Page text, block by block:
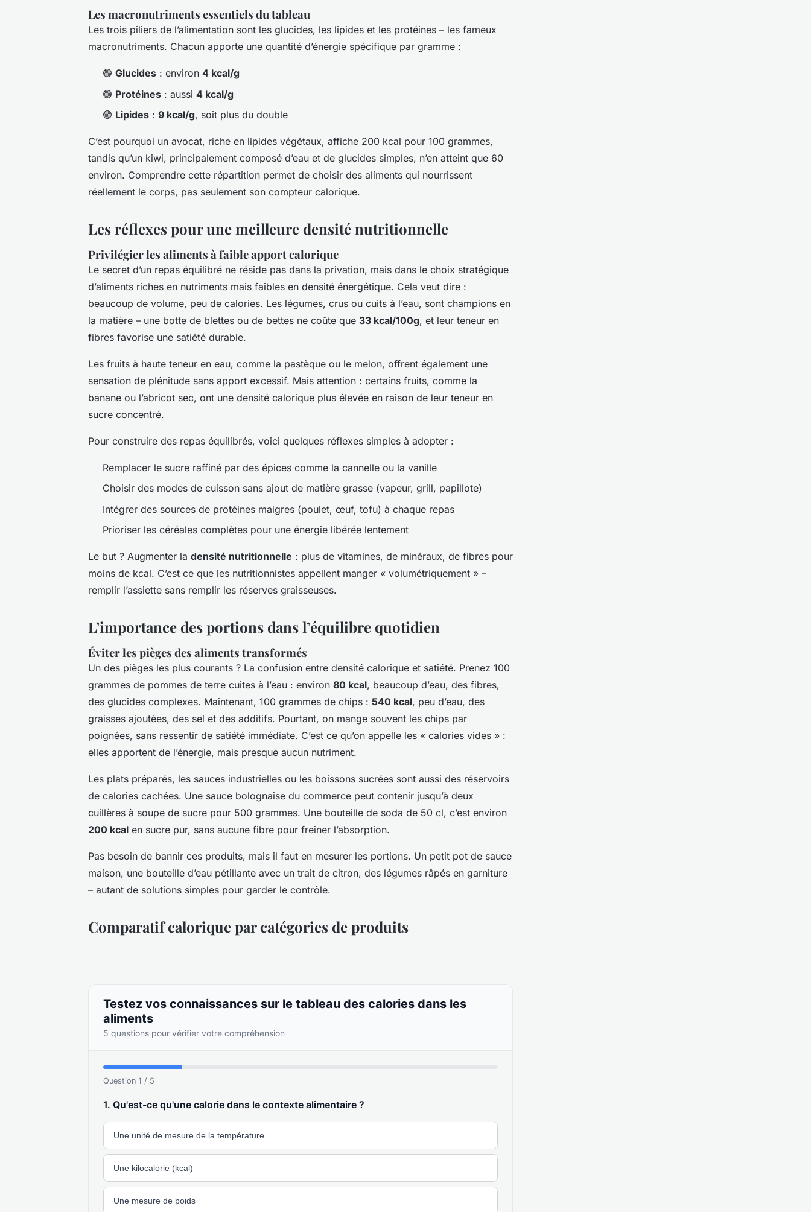
Les macronutriments essentiels du tableau
Les trois piliers de l’alimentation sont les glucides, les lipides et les protéines – les fameux
macronutriments. Chacun apporte une quantité d’énergie spécifique par gramme :
🟢 Glucides : environ 4 kcal/g
🟢 Protéines : aussi 4 kcal/g
🟢 Lipides : 9 kcal/g, soit plus du double
C’est pourquoi un avocat, riche en lipides végétaux, affiche 200 kcal pour 100 grammes,
tandis qu’un kiwi, principalement composé d’eau et de glucides simples, n’en atteint que 60
environ. Comprendre cette répartition permet de choisir des aliments qui nourrissent
réellement le corps, pas seulement son compteur calorique.
Les réflexes pour une meilleure densité nutritionnelle
Privilégier les aliments à faible apport calorique
Le secret d’un repas équilibré ne réside pas dans la privation, mais dans le choix stratégique
d’aliments riches en nutriments mais faibles en densité énergétique. Cela veut dire :
beaucoup de volume, peu de calories. Les légumes, crus ou cuits à l’eau, sont champions en
la matière – une botte de blettes ou de bettes ne coûte que 33 kcal/100g, et leur teneur en
fibres favorise une satiété durable.
Les fruits à haute teneur en eau, comme la pastèque ou le melon, offrent également une
sensation de plénitude sans apport excessif. Mais attention : certains fruits, comme la
banane ou l’abricot sec, ont une densité calorique plus élevée en raison de leur teneur en
sucre concentré.
Pour construire des repas équilibrés, voici quelques réflexes simples à adopter :
Remplacer le sucre raffiné par des épices comme la cannelle ou la vanille
Choisir des modes de cuisson sans ajout de matière grasse (vapeur, grill, papillote)
Intégrer des sources de protéines maigres (poulet, œuf, tofu) à chaque repas
Prioriser les céréales complètes pour une énergie libérée lentement
Le but ? Augmenter la densité nutritionnelle : plus de vitamines, de minéraux, de fibres pour
moins de kcal. C’est ce que les nutritionnistes appellent manger « volumétriquement » –
remplir l’assiette sans remplir les réserves graisseuses.
L’importance des portions dans l’équilibre quotidien
Éviter les pièges des aliments transformés
Un des pièges les plus courants ? La confusion entre densité calorique et satiété. Prenez 100
grammes de pommes de terre cuites à l’eau : environ 80 kcal, beaucoup d’eau, des fibres,
des glucides complexes. Maintenant, 100 grammes de chips : 540 kcal, peu d’eau, des
graisses ajoutées, des sel et des additifs. Pourtant, on mange souvent les chips par
poignées, sans ressentir de satiété immédiate. C’est ce qu’on appelle les « calories vides » :
elles apportent de l’énergie, mais presque aucun nutriment.
Les plats préparés, les sauces industrielles ou les boissons sucrées sont aussi des réservoirs
de calories cachées. Une sauce bolognaise du commerce peut contenir jusqu’à deux
cuillères à soupe de sucre pour 500 grammes. Une bouteille de soda de 50 cl, c’est environ
200 kcal en sucre pur, sans aucune fibre pour freiner l’absorption.
Pas besoin de bannir ces produits, mais il faut en mesurer les portions. Un petit pot de sauce
maison, une bouteille d’eau pétillante avec un trait de citron, des légumes râpés en garniture
– autant de solutions simples pour garder le contrôle.
Comparatif calorique par catégories de produits